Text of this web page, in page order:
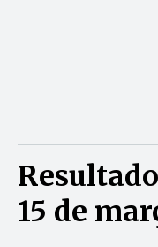
15 de